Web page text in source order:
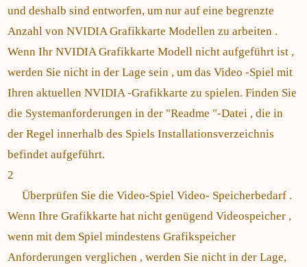
und deshalb sind entworfen, um nur auf eine begrenzte
Anzahl von NVIDIA Grafikkarte Modellen zu arbeiten .
Wenn Ihr NVIDIA Grafikkarte Modell nicht aufgeführt ist ,
werden Sie nicht in der Lage sein , um das Video -Spiel mit
Ihren aktuellen NVIDIA -Grafikkarte zu spielen. Finden Sie
die Systemanforderungen in der "Readme "-Datei , die in
der Regel innerhalb des Spiels Installationsverzeichnis
befindet aufgeführt.
2
Überprüfen Sie die Video-Spiel Video- Speicherbedarf .
Wenn Ihre Grafikkarte hat nicht genügend Videospeicher ,
wenn mit dem Spiel mindestens Grafikspeicher
Anforderungen verglichen , werden Sie nicht in der Lage,